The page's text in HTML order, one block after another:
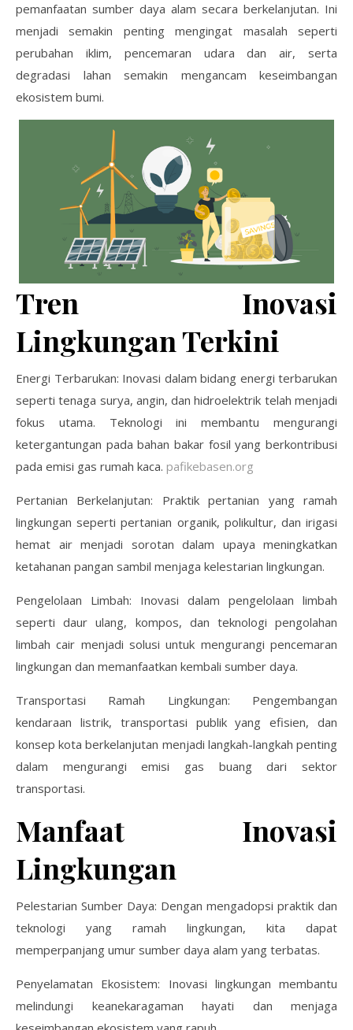
pemanfaatan sumber daya alam secara berkelanjutan. Ini
menjadi semakin penting mengingat masalah seperti
perubahan iklim, pencemaran udara dan air, serta
degradasi lahan semakin mengancam keseimbangan
ekosistem bumi.
Tren Inovasi
Lingkungan Terkini
Energi Terbarukan: Inovasi dalam bidang energi terbarukan
seperti tenaga surya, angin, dan hidroelektrik telah menjadi
fokus utama. Teknologi ini membantu mengurangi
ketergantungan pada bahan bakar fosil yang berkontribusi
pada emisi gas rumah kaca. pafikebasen.org
Pertanian Berkelanjutan: Praktik pertanian yang ramah
lingkungan seperti pertanian organik, polikultur, dan irigasi
hemat air menjadi sorotan dalam upaya meningkatkan
ketahanan pangan sambil menjaga kelestarian lingkungan.
Pengelolaan Limbah: Inovasi dalam pengelolaan limbah
seperti daur ulang, kompos, dan teknologi pengolahan
limbah cair menjadi solusi untuk mengurangi pencemaran
lingkungan dan memanfaatkan kembali sumber daya.
Transportasi Ramah Lingkungan: Pengembangan
kendaraan listrik, transportasi publik yang efisien, dan
konsep kota berkelanjutan menjadi langkah-langkah penting
dalam mengurangi emisi gas buang dari sektor
transportasi.
Manfaat Inovasi
Lingkungan
Pelestarian Sumber Daya: Dengan mengadopsi praktik dan
teknologi yang ramah lingkungan, kita dapat
memperpanjang umur sumber daya alam yang terbatas.
Penyelamatan Ekosistem: Inovasi lingkungan membantu
melindungi keanekaragaman hayati dan menjaga